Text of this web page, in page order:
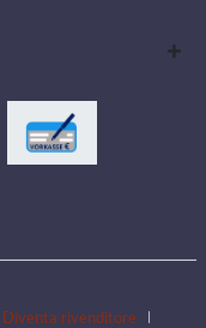
Diventa rivenditore